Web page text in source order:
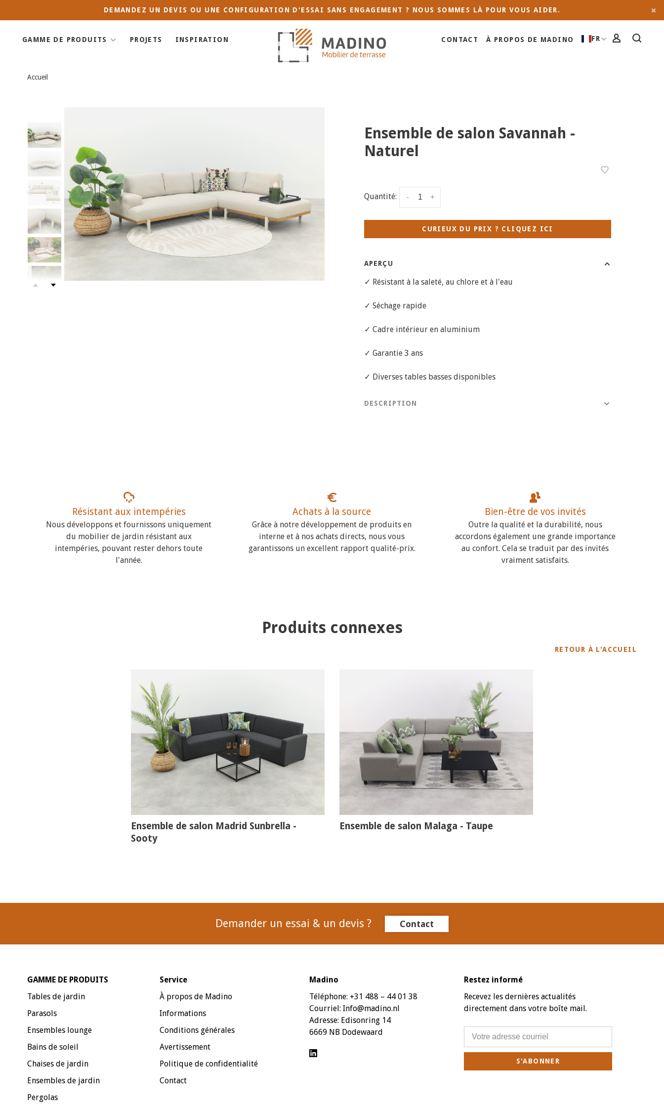
DEMANDEZ UN DEVIS OU UNE CONFIGURATION D'ESSAI SANS ENGAGEMENT ? NOUS SOMMES LÀ POUR VOUS AIDER.
GAMME DE PRODUITS PROJETS INSPIRATION CONTACT À PROPOS DE MADINO FR
Accueil
Ensemble de salon Savannah -
Naturel
Quantité: +
-
CURIEUX DU PRIX ? CLIQUEZ ICI
APERÇU
✓ Résistant à la saleté, au chlore et à l'eau
✓ Séchage rapide
✓ Cadre intérieur en aluminium
✓ Garantie 3 ans
✓ Diverses tables basses disponibles
DESCRIPTION
Résistant aux intempéries
Nous développons et fournissons uniquement
du mobilier de jardin résistant aux
intempéries, pouvant rester dehors toute
l'année.
Achats à la source
Grâce à notre développement de produits en
interne et à nos achats directs, nous vous
garantissons un excellent rapport qualité-prix.
Bien-être de vos invités
Outre la qualité et la durabilité, nous
accordons également une grande importance
au confort. Cela se traduit par des invités
vraiment satisfaits.
Produits connexes
RETOUR À L'ACCUEIL
Ensemble de salon Madrid Sunbrella -
Sooty
Ensemble de salon Malaga - Taupe
Demander un essai & un devis ? Contact
GAMME DE PRODUITS
Tables de jardin
Parasols
Ensembles lounge
Bains de soleil
Chaises de jardin
Ensembles de jardin
Pergolas
Service
À propos de Madino
Informations
Conditions générales
Avertissement
Politique de confidentialité
Contact
Madino
Téléphone: +31 488 – 44 01 38
Courriel: Info@madino.nl
Adresse: Edisonring 14
6669 NB Dodewaard
Restez informé
Recevez les dernières actualités
directement dans votre boîte mail.
S'ABONNER